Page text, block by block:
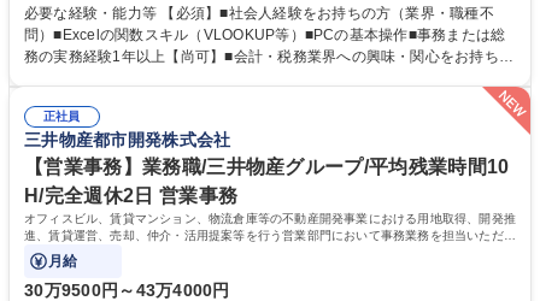
入の検討まで、幅広く組織を支える役割です。 ■備品発注・在庫管理、郵
送物対応、電話・来客対応 ■金融機関への外出業務（入出金管理補助）、
福利厚生・社内イベントの運営管理 ■社内ルールの整備、職場環境の改善
類手続き ■税理士業務の補助（書類作成・データ入力支援） ■ITツールや
社内新システムの導入検討・比較検証 募集職種 【新橋/総務】女性歓迎※
ポジティブアクション／年休126日／土日祝休
必要な経験・能力等 【必須】■社会人経験をお持ちの方（業界・職種不
問）■Excelの関数スキル（VLOOKUP等）■PCの基本操作■事務または総
務の実務経験1年以上【尚可】■会計・税務業界への興味・関心をお持ちの
■周囲と円滑に連携し、柔軟な対応ができる方。 【女性歓迎！】※ポジテ
ィブアクション 学歴・資格 学歴：大学院 大学 高専 短大 専修学校 高校 語
学力： 資格：
正社員
三井物産都市開発株式会社
【営業事務】業務職/三井物産グループ/平均残業時間10
H/完全週休2日 営業事務
オフィスビル、賃貸マンション、物流倉庫等の不動産開発事業における用地取得、開発推
進、賃貸運営、売却、仲介・活用提案等を行う営業部門において事務業務を担当いただき
ます。
月給
30万9500円～43万4000円